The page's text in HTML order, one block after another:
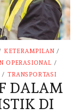
KETERAMPILAN /
OPERASIONAL /
/ TRANSPORTASI
DALAM
DI